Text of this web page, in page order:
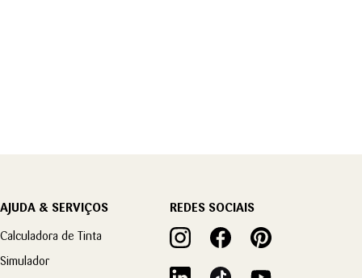
AJUDA & SERVIÇOS
Calculadora de Tinta
Simulador
REDES SOCIAIS